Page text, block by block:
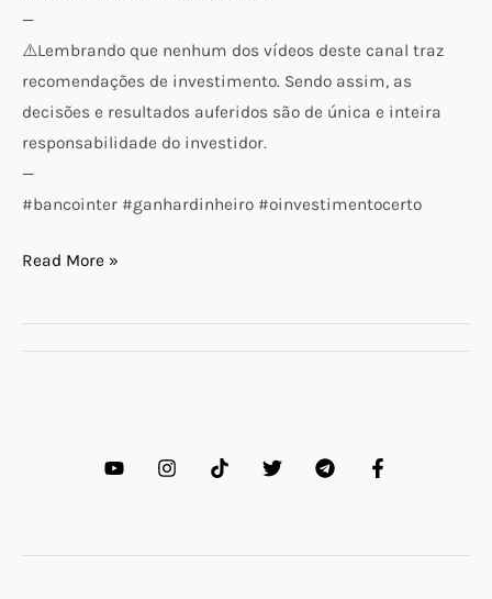
—
⚠️​Lembrando que nenhum dos vídeos deste canal traz
recomendações de investimento. Sendo assim, as
decisões e resultados auferidos são de única e inteira
responsabilidade do investidor.
—
#bancointer #ganhardinheiro #oinvestimentocerto
Read More »